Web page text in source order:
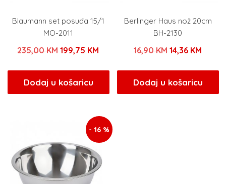
Blaumann set posuđa 15/1
MO-2011
235,00KMIzvorna
bila
je:
199,75 KM Trenutna
199,75 KM.
Dodaj u košaricu
Berlinger Haus nož 20cm
BH-2130
16,90KMIzvorna
bila
je:
14,36 KM
je:
14,36
Dodaj u košaricu
- 16 %